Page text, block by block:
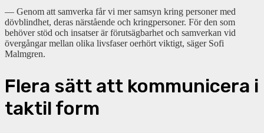
— Genom att samverka får vi mer samsyn kring personer med
dövblindhet, deras närstående och kringpersoner. För den som
behöver stöd och insatser är förutsägbarhet och samverkan vid
övergångar mellan olika livsfaser oerhört viktigt, säger Sofi
Malmgren.
Flera sätt att kommunicera i
taktil form